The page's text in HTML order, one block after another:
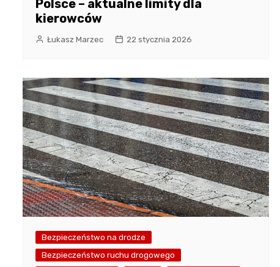
Polsce – aktualne limity dla
kierowców
Łukasz Marzec 22 stycznia 2026
Bezpieczeństwo na drodze
Bezpieczeństwo ruchu drogowego